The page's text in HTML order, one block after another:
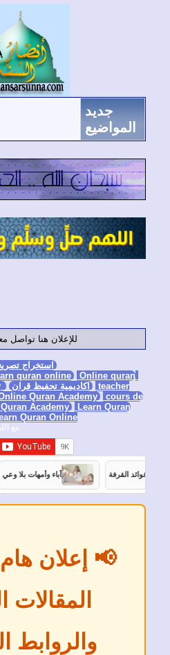
جديد
للإعلان هنا تواصل معنا >
استخراج تصريح زواج
Learn quran online Online
اكاديمية تحفيظ قران Online Quran Academy
Online Quran Academy cours
Online Quran Academy Learn Quran
Learn Quran Online
آباء وأمهات بلا وعي
📢 إعلان هام
المقالات
والروابط